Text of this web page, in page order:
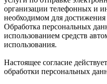
организации телефонных и
необходимом для
Обработка персональных
использованием средств
использования.
Настоящее согласие
обработки персональных